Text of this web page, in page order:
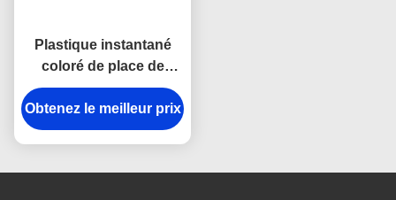
Plastique instantané
coloré de place de
chaîne principale de
crochet d'anti de rouille
en métal support de
Obtenez le meilleur prix